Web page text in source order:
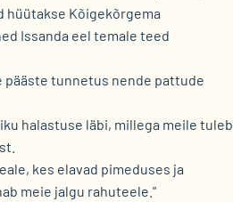
hüütakse Kõigekõrgema
Issanda eel temale teed
pääste tunnetus nende pattude
halastuse läbi, millega meile tuleb
kes elavad pimeduses ja
meie jalgu rahuteele."